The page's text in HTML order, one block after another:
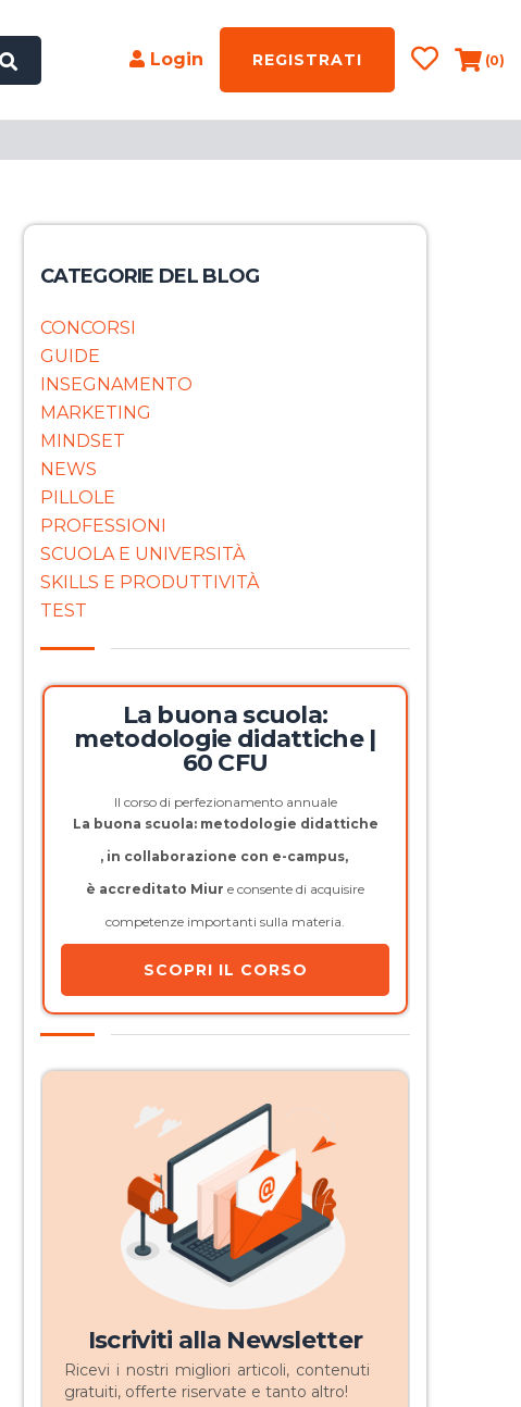
Login REGISTRATI (0)
CATEGORIE DEL BLOG
CONCORSI
GUIDE
INSEGNAMENTO
MARKETING
MINDSET
NEWS
PILLOLE
PROFESSIONI
SCUOLA E UNIVERSITÀ
SKILLS E PRODUTTIVITÀ
TEST
La buona scuola:
metodologie didattiche |
60 CFU
Il corso di perfezionamento annuale
La buona scuola: metodologie didattiche
, in collaborazione con e-campus,
è accreditato Miur e consente di acquisire
competenze importanti sulla materia.
SCOPRI IL CORSO
Iscriviti alla Newsletter
Ricevi i nostri migliori articoli, contenuti
gratuiti, offerte riservate e tanto altro!